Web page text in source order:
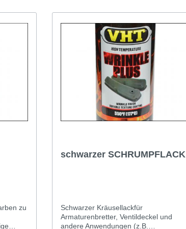
Mini Rover TR etc
zu
schwarzer SCHRUMPFLACK
Schwarzer Kräusellackfür
Armaturenbretter, Ventildeckel und
andere Anwendungen (z.B.